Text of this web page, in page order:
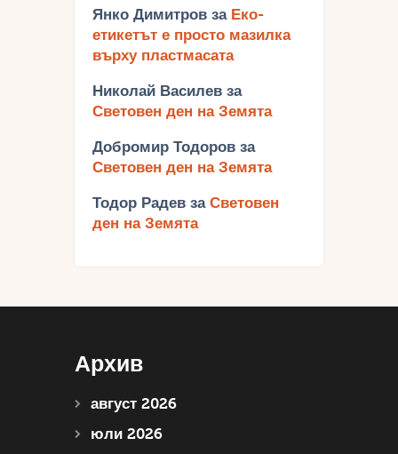
Янко Димитров за Еко-
етикетът е просто мазилка
върху пластмасата
Николай Василев за
Световен ден на Земята
Добромир Тодоров за
Световен ден на Земята
Тодор Радев за Световен
ден на Земята
Архив
август 2026
юли 2026